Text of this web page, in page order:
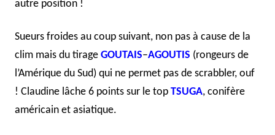
autre position !
Sueurs froides au coup suivant, non pas à cause de la
clim mais du tirage GOUTAIS–AGOUTIS (rongeurs de
l’Amérique du Sud) qui ne permet pas de scrabbler, ouf
! Claudine lâche 6 points sur le top TSUGA, conifère
américain et asiatique.